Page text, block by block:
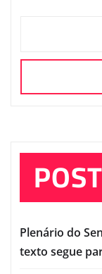
Plenário do
texto segue